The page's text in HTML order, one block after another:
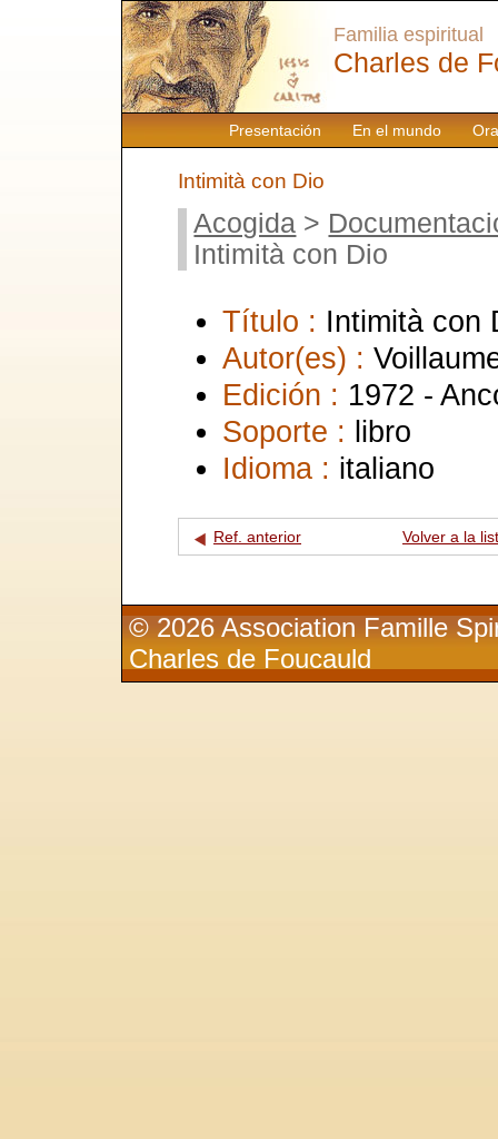
Presentación En el mundo
Familia espiritual
Charles de
Intimità con Dio
Acogida >
Intimità con Dio
Título : Intimità con
Autor(es) :
Edición : 1972 -
Soporte : libro
Idioma : italiano
Ref. anterior Volver a la
© 2026 Association Famille
Charles de Foucauld